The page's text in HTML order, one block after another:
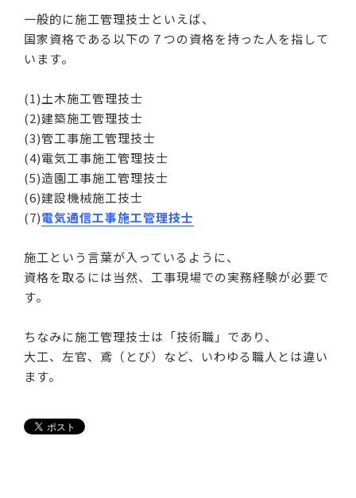
一般的に施工管理技士といえば、
国家資格である以下の７つの資格を持った人を指して
います。
(1)土木施工管理技士
(2)建築施工管理技士
(3)管工事施工管理技士
(4)電気工事施工管理技士
(5)造園工事施工管理技士
(6)建設機械施工技士
(7)電気通信工事施工管理技士
施工という言葉が入っているように、
資格を取るには当然、工事現場での実務経験が必要で
す。
ちなみに施工管理技士は「技術職」であり、
大工、左官、鳶（とび）など、いわゆる職人とは違い
ます。